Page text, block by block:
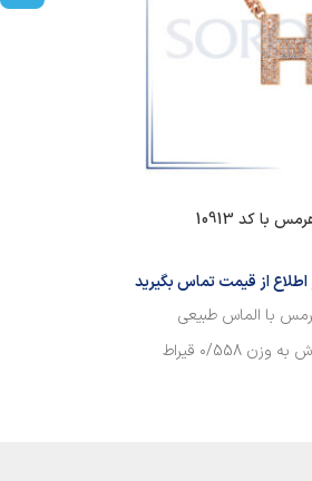
با کد 10913
از قیمت تماس بگیرید
با الماس طبیعی